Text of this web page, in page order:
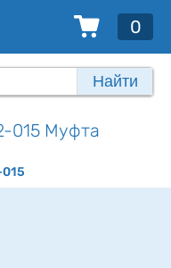
0
Найти
015 Муфта